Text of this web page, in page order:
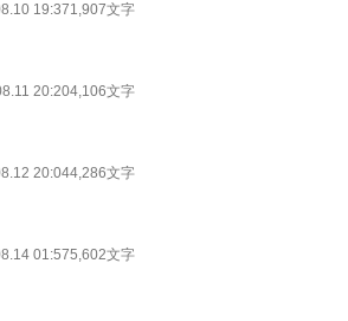
19:371,907文字
20:204,106文字
20:044,286文字
01:575,602文字